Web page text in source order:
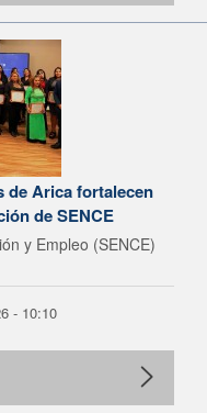
de Arica fortalecen
de SENCE
y Empleo (SENCE)
- 10:10